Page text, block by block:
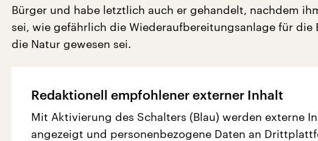
Bürger und habe letztlich auch er gehandelt, nachdem
sei, wie gefährlich die Wiederaufbereitungsanlage für die
die Natur gewesen sei.
Redaktionell empfohlener externer Inhalt
Mit Aktivierung des Schalters (Blau) werden externe
angezeigt und personenbezogene Daten an